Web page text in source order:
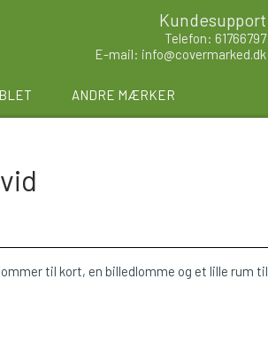
Kundesupport
Telefon: 61766797
E-mail: info@covermarked.dk
ANDRE MÆRKER
til kort, en billedlomme og et lille rum til